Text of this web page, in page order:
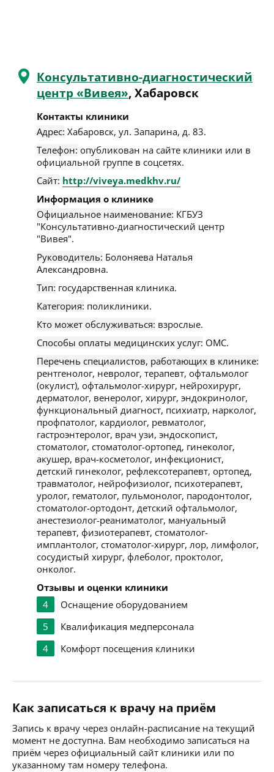
Консультативно-диагностический
центр «Вивея», Хабаровск
Контакты клиники
Адрес: Хабаровск, ул. Запарина, д. 83.
Телефон: опубликован на сайте клиники или в
официальной группе в соцсетях.
Сайт: http://viveya.medkhv.ru/
Информация о клинике
Официальное наименование: КГБУЗ
"Консультативно-диагностический центр
"Вивея".
Руководитель: Болоняева Наталья
Александровна.
Тип: государственная клиника.
Категория: поликлиники.
Кто может обслуживаться: взрослые.
Способы оплаты медицинских услуг: ОМС.
Перечень специалистов, работающих в клинике:
рентгенолог, невролог, терапевт, офтальмолог
(окулист), офтальмолог-хирург, нейрохирург,
дерматолог, венеролог, хирург, эндокринолог,
функциональный диагност, психиатр, нарколог,
профпатолог, кардиолог, ревматолог,
гастроэнтеролог, врач узи, эндоскопист,
стоматолог, стоматолог-ортопед, гинеколог,
акушер, врач-косметолог, инфекционист,
детский гинеколог, рефлексотерапевт, ортопед,
травматолог, нейрофизиолог, психотерапевт,
уролог, гематолог, пульмонолог, пародонтолог,
стоматолог-ортодонт, детский офтальмолог,
анестезиолог-реаниматолог, мануальный
терапевт, физиотерапевт, стоматолог-
имплантолог, стоматолог-хирург, лор, лимфолог,
сосудистый хирург, флеболог, проктолог,
онколог.
Отзывы и оценки клиники
4
Оснащение оборудованием
5
Квалификация медперсонала
4
Комфорт посещения клиники
Как записаться к врачу на приём
Запись к врачу через онлайн-расписание на текущий
момент не доступна. Вам необходимо записаться на
приём через официальный сайт клиники или по
указанному там номеру телефона.